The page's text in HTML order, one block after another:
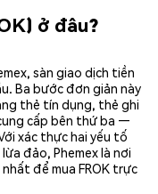
ở đâu?
sàn giao dịch tiền
Ba bước đơn giản này
thẻ tín dụng, thẻ ghi
cấp bên thứ ba —
xác thực hai yếu tố
đảo, Phemex là nơi
để mua FROK trực